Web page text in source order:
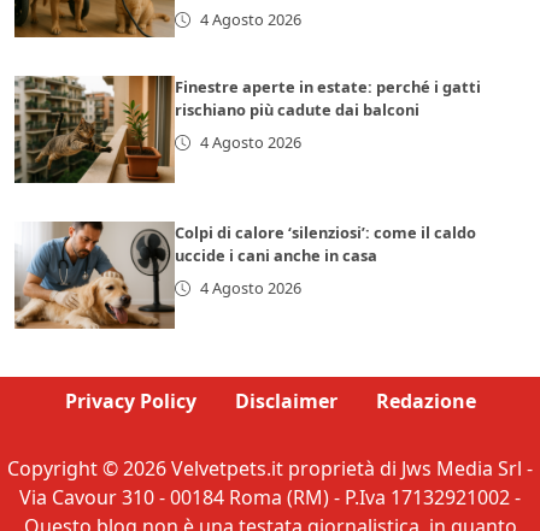
4 Agosto 2026
Finestre aperte in estate: perché i gatti
rischiano più cadute dai balconi
4 Agosto 2026
Colpi di calore ‘silenziosi’: come il caldo
uccide i cani anche in casa
4 Agosto 2026
Privacy Policy Disclaimer Redazione
Copyright © 2026 Velvetpets.it proprietà di Jws Media Srl -
Via Cavour 310 - 00184 Roma (RM) - P.Iva 17132921002 -